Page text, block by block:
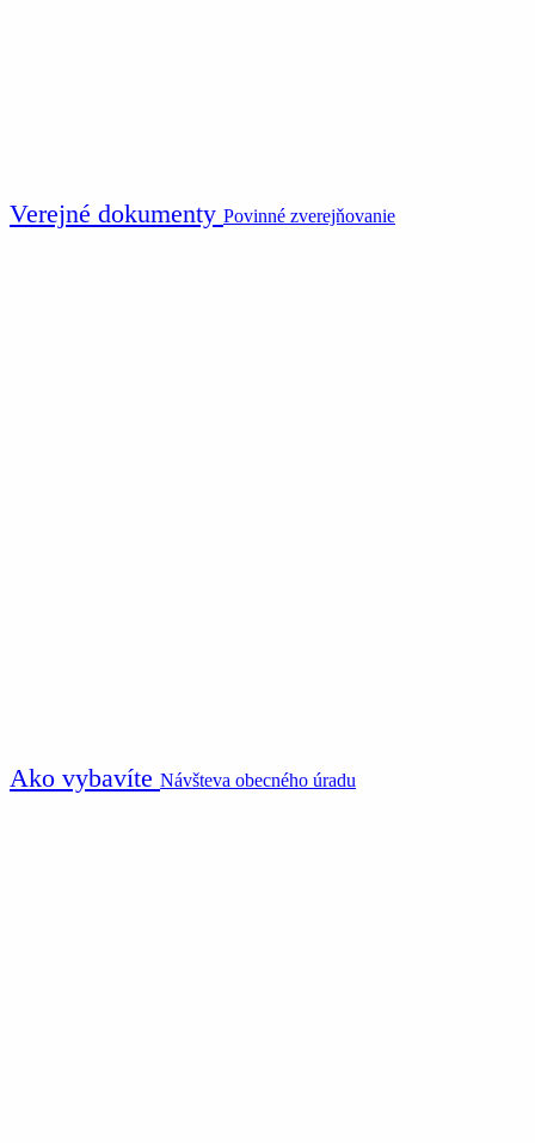
Verejné dokumenty Povinné zverejňovanie
Ako vybavíte Návšteva obecného úradu